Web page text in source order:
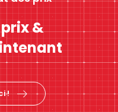
des prix
&